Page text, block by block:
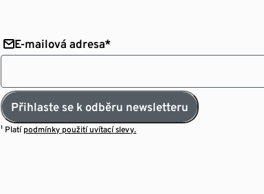
E-mailová adresa*
Přihlaste se k odběru newsletteru
¹ Platí podmínky použití uvítací slevy.